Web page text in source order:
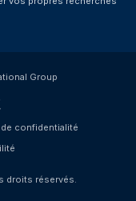
Group
confidentialité
droits réservés.